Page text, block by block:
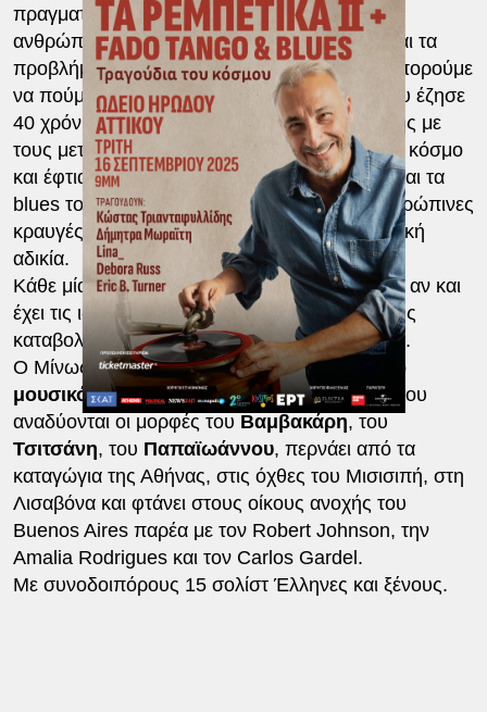
πραγματικότητα και εξέφρασε την ανάγκη των
ανθρώπων να ξεφύγουν από τις δυσκολίες και τα
προβλήματα που τους στοίχειωναν. Το ίδιο μπορούμε
να πούμε και για τα fado της Πορτογαλίας που έζησε
40 χρόνια δικτατορίας, τα tango της Αργεντινής με
τους μετανάστες που συνέρρεαν από όλο τον κόσμο
και έφτιαξαν αυτό το μοναδικό είδους χορού και τα
blues του νότου της Αμερικής που έγιναν ανθρώπινες
κραυγές ενάντια στην σκλαβιά και την κοινωνική
αδικία.
Κάθε μία από αυτές τις μουσικές παραδόσεις, αν και
έχει τις ιδιαίτερες πολιτισμικές και ιστορικές της
καταβολές, μοιράζεται μια παγκόσμια γλώσσα.
Ο Μίνως Μάτσας δημιούργησεένα μοναδικό
μουσικό ταξίδι στο χώρο και τον χρόνο, όπου
αναδύονται οι μορφές του Βαμβακάρη, του
Τσιτσάνη, του Παπαϊωάννου, περνάει από τα
καταγώγια της Αθήνας, στις όχθες του Μισισιπή, στη
Λισαβόνα και φτάνει στους οίκους ανοχής του
Buenos Aires παρέα με τον Robert Johnson, την
Amalia Rodrigues και τον Carlos Gardel.
Με συνοδοιπόρους 15 σολίστ Έλληνες και ξένους.